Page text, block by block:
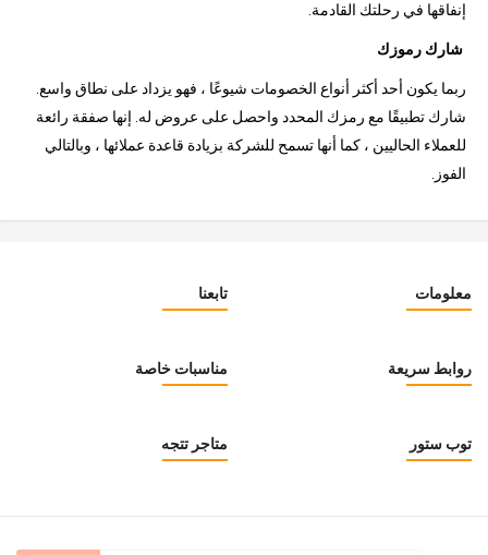
إنفاقها في رحلتك القادمة.
شارك رموزك
ربما يكون أحد أكثر أنواع الخصومات شيوعًا ، فهو يزداد على نطاق واسع.
شارك تطبيقًا مع رمزك المحدد واحصل على عروض له. إنها صفقة رائعة
للعملاء الحاليين ، كما أنها تسمح للشركة بزيادة قاعدة عملائها ، وبالتالي
الفوز.
تابعنا معلومات
مناسبات خاصة روابط سريعة
متاجر تتجه توب ستور